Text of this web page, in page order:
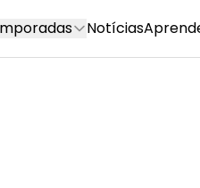
Notícias